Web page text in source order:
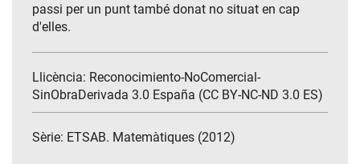
passi per un punt també donat no situat en cap
d'elles.
Llicència: Reconocimiento-NoComercial-
SinObraDerivada 3.0 España (CC BY-NC-ND 3.0 ES)
Sèrie: ETSAB. Matemàtiques (2012)